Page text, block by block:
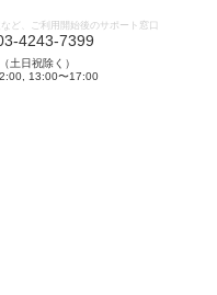
ど、ご利用開始後のサポート窓口
4243-7399
土日祝除く）
13:00〜17:00